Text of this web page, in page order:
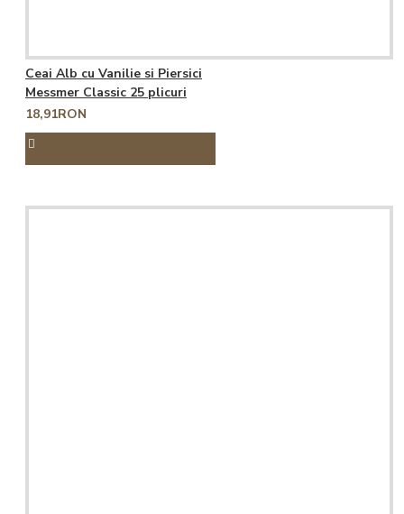
Ceai Alb cu Vanilie si Piersici
Messmer Classic 25 plicuri
18,91RON